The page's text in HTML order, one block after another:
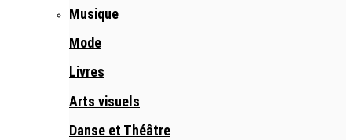
Musique
Mode
Livres
Arts visuels
Danse et Théâtre